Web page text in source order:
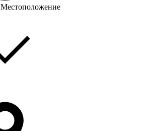
Местоположение